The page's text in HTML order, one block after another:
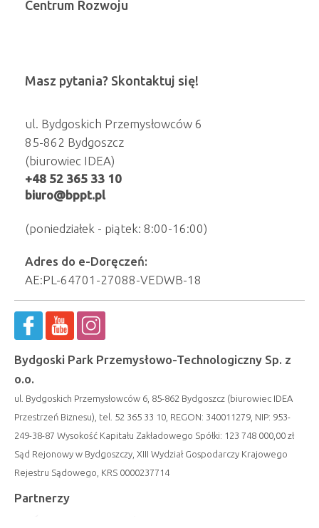
Centrum Rozwoju
Masz pytania? Skontaktuj się!
ul. Bydgoskich Przemysłowców 6
85-862 Bydgoszcz
(biurowiec IDEA)
+48 52 365 33 10
biuro@bppt.pl
(poniedziałek - piątek: 8:00-16:00)
Adres do e-Doręczeń:
AE:PL-64701-27088-VEDWB-18
Bydgoski Park Przemysłowo-Technologiczny Sp. z
o.o.
ul. Bydgoskich Przemysłowców 6, 85-862 Bydgoszcz (biurowiec IDEA
Przestrzeń Biznesu), tel. 52 365 33 10, REGON: 340011279, NIP: 953-
249-38-87 Wysokość Kapitału Zakładowego Spółki: 123 748 000,00 zł
Sąd Rejonowy w Bydgoszczy, XIII Wydział Gospodarczy Krajowego
Rejestru Sądowego, KRS 0000237714
Partnerzy